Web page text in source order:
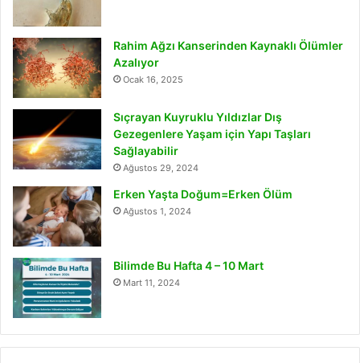
Rahim Ağzı Kanserinden Kaynaklı Ölümler
Azalıyor
Ocak 16, 2025
Sıçrayan Kuyruklu Yıldızlar Dış
Gezegenlere Yaşam için Yapı Taşları
Sağlayabilir
Ağustos 29, 2024
Erken Yaşta Doğum=Erken Ölüm
Ağustos 1, 2024
Bilimde Bu Hafta 4 – 10 Mart
Mart 11, 2024